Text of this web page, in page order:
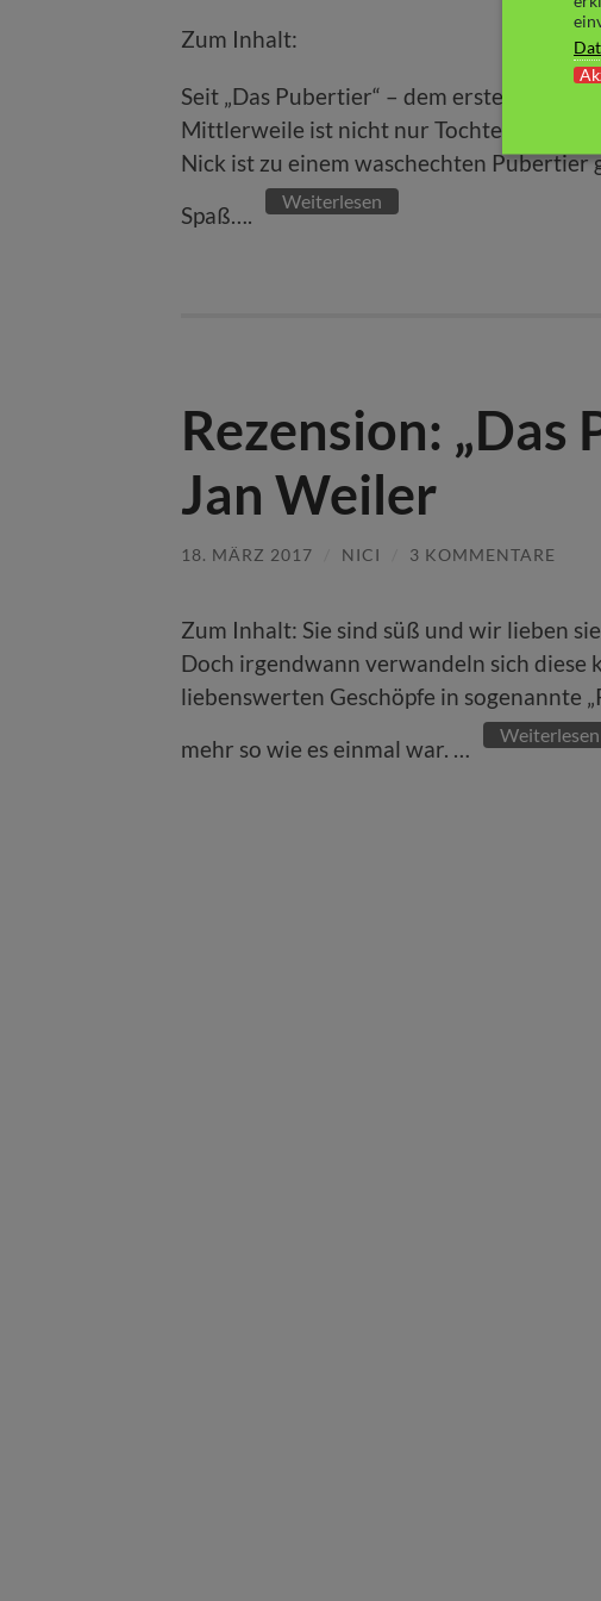
Zum Inhalt:
Seit „Das Pubertier“ – dem ersten Band
Mittlerweile ist nicht nur Tochter Carla in
Nick ist zu einem waschechten
Spaß….
Weiterlesen
Rezension: „Das
Jan Weiler
18. MÄRZ 2017 NICI 3 KOMMENTARE
Zum Inhalt: Sie sind süß und wir lieben
Doch irgendwann verwandeln sich diese
liebenswerten Geschöpfe in sogenannte
mehr so wie es einmal war. …
Weiterlesen